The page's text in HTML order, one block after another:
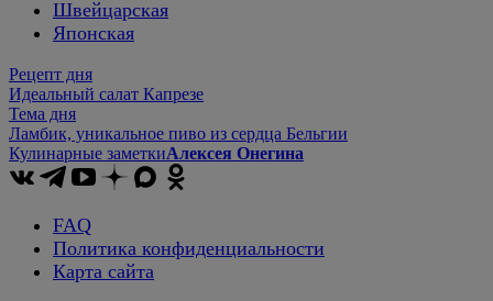
Швейцарская
Японская
Рецепт дня
Идеальный салат Капрезе
Тема дня
Ламбик, уникальное пиво из сердца Бельгии
Кулинарные заметкиАлексея Онегина
FAQ
Политика конфиденциальности
Карта сайта